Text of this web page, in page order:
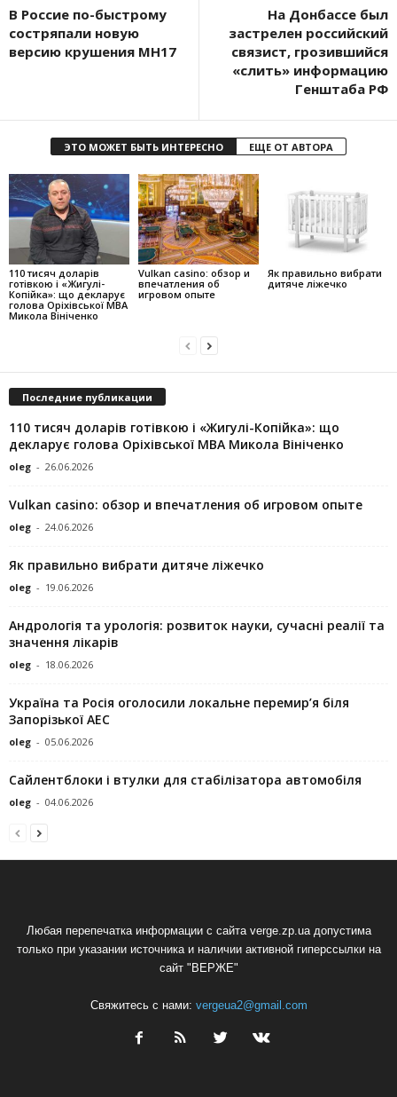
В Россие по-быстрому
состряпали новую
версию крушения MH17
На Донбассе был
застрелен российский
связист, грозившийся
«слить» информацию
Генштаба РФ
ЭТО МОЖЕТ БЫТЬ ИНТЕРЕСНО ЕЩЕ ОТ АВТОРА
110 тисяч доларів
готівкою і «Жигулі-
Копійка»: що декларує
голова Оріхівської МВА
Микола Вініченко
Vulkan casino: обзор и
впечатления об
игровом опыте
Як правильно вибрати
дитяче ліжечко
Последние публикации
110 тисяч доларів готівкою і «Жигулі-Копійка»: що
декларує голова Оріхівської МВА Микола Вініченко
oleg - 26.06.2026
Vulkan casino: обзор и впечатления об игровом опыте
oleg - 24.06.2026
Як правильно вибрати дитяче ліжечко
oleg - 19.06.2026
Андрологія та урологія: розвиток науки, сучасні реалії та
значення лікарів
oleg - 18.06.2026
Україна та Росія оголосили локальне перемир’я біля
Запорізької АЕС
oleg - 05.06.2026
Сайлентблоки і втулки для стабілізатора автомобіля
oleg - 04.06.2026
Любая перепечатка информации с сайта verge.zp.ua допустима
только при указании источника и наличии активной гиперссылки на
сайт "ВЕРЖЕ"
Свяжитесь с нами: vergeua2@gmail.com